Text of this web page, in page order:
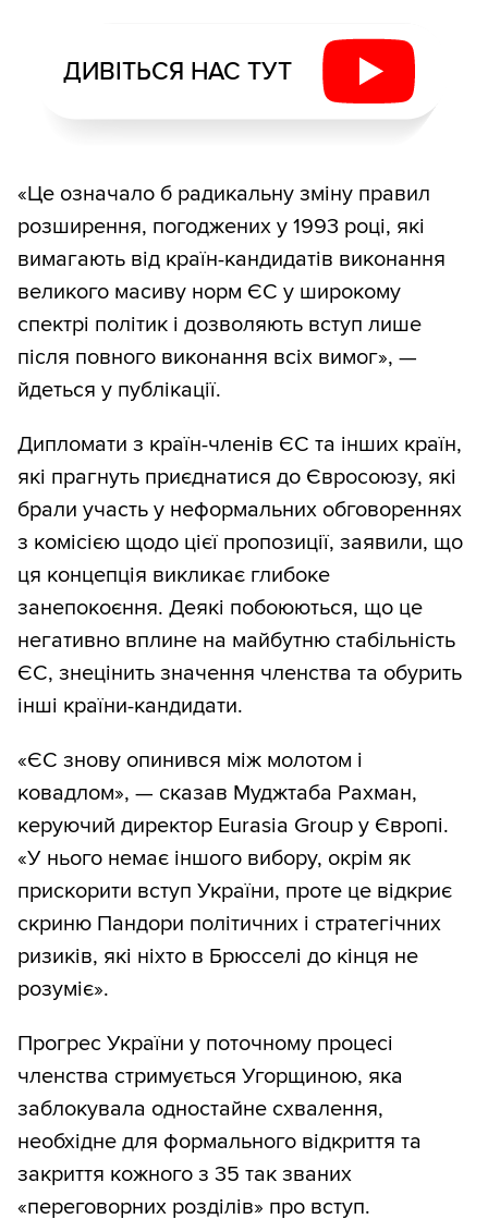
ДИВІТЬСЯ НАС ТУТ
«Це означало б радикальну зміну правил
розширення, погоджених у 1993 році, які
вимагають від країн-кандидатів виконання
великого масиву норм ЄС у широкому
спектрі політик і дозволяють вступ лише
після повного виконання всіх вимог», —
йдеться у публікації.
Дипломати з країн-членів ЄС та інших країн,
які прагнуть приєднатися до Євросоюзу, які
брали участь у неформальних обговореннях
з комісією щодо цієї пропозиції, заявили, що
ця концепція викликає глибоке
занепокоєння. Деякі побоюються, що це
негативно вплине на майбутню стабільність
ЄС, знецінить значення членства та обурить
інші країни-кандидати.
«ЄС знову опинився між молотом і
ковадлом», — сказав Муджтаба Рахман,
керуючий директор Eurasia Group у Європі.
«У нього немає іншого вибору, окрім як
прискорити вступ України, проте це відкриє
скриню Пандори політичних і стратегічних
ризиків, які ніхто в Брюсселі до кінця не
розуміє».
Прогрес України у поточному процесі
членства стримується Угорщиною, яка
заблокувала одностайне схвалення,
необхідне для формального відкриття та
закриття кожного з 35 так званих
«переговорних розділів» про вступ.